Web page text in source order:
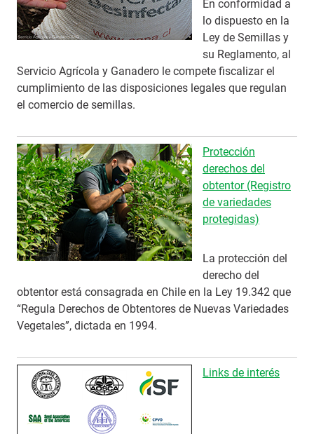
En conformidad a
lo dispuesto en la
Ley de Semillas y
su Reglamento, al
Servicio Agrícola y Ganadero le compete fiscalizar el
cumplimiento de las disposiciones legales que regulan
el comercio de semillas.
Protección
derechos del
obtentor (Registro
de variedades
protegidas)
La protección del
derecho del
obtentor está consagrada en Chile en la Ley 19.342 que
“Regula Derechos de Obtentores de Nuevas Variedades
Vegetales”, dictada en 1994.
Links de interés